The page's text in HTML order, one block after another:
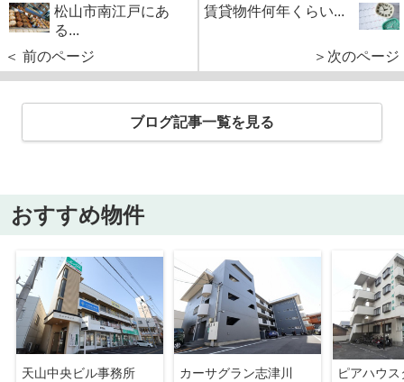
松山市南江戸にあ
る...
＜ 前のページ
賃貸物件何年くらい...
＞次のページ
ブログ記事一覧を見る
おすすめ物件
天山中央ビル事務所
カーサグラン志津川
ピアハウス